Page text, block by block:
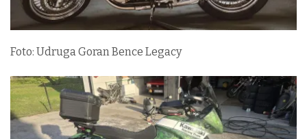
Foto: Udruga Goran Bence Legacy